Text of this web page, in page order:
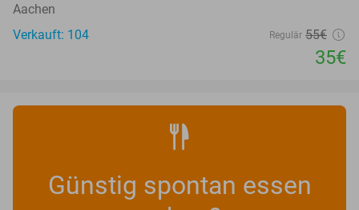
Aachen
Verkauft: 104
Regulär 55€
35€
Günstig spontan essen